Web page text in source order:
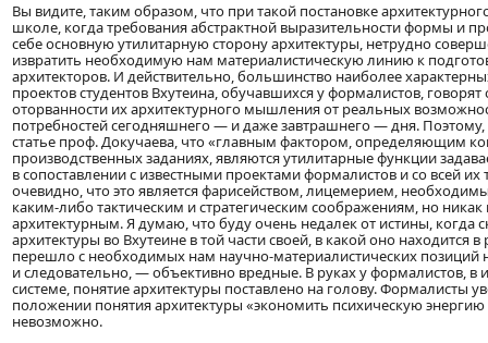
Вы видите, таким образом, что при такой постановке
школе, когда требования абстрактной выразительности формы и
себе основную утилитарную сторону архитектуры, нетрудно
извратить необходимую нам материалистическую линию к
архитекторов. И действительно, большинство наиболее
проектов студентов Вхутеина, обучавшихся у формалистов,
оторванности их архитектурного мышления от реальных
потребностей сегодняшнего — и даже завтрашнего — дня.
статье проф. Докучаева, что «главным фактором, определяющим
производственных заданиях, являются утилитарные функции
в сопоставлении с известными проектами формалистов и со всей
очевидно, что это является фарисейством, лицемерием,
каким-либо тактическим и стратегическим соображениям, но
архитектурным. Я думаю, что буду очень недалек от истины, когда
архитектуры во Вхутеине в той части своей, в какой оно находится
перешло с необходимых нам научно-материалистических позиций
и следовательно, — объективно вредные. В руках у формалистов, в
системе, понятие архитектуры поставлено на голову. Формалисты
положении понятия архитектуры «экономить психическую
невозможно.